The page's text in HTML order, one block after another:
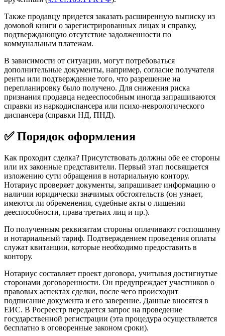
Также продавцу придется заказать расширенную выписку из
домовой книги о зарегистрированных лицах и справку,
подтверждающую отсутствие задолженности по
коммунальным платежам.
В зависимости от ситуации, могут потребоваться
дополнительные документы, например, согласие получателя
ренты или подтверждение того, что разрешение на
перепланировку было получено. Для снижения риска
признания продавца недееспособным иногда запрашиваются
справки из наркодиспансера или психо-неврологического
диспансера (справки НД, ПНД).
✅ Порядок оформления
Как проходит сделка? Присутствовать должны обе ее стороны
или их законные представители. Первый этап посвящается
изложению сути обращения в нотариальную контору.
Нотариус проверяет документы, запрашивает информацию о
наличии юридически значимых обстоятельств (он узнает,
имеются ли обременения, судебные акты о лишении
дееспособности, права третьих лиц и пр.).
По полученным реквизитам стороны оплачивают госпошлину
и нотариальный тариф. Подтверждением проведения оплаты
служат квитанции, которые необходимо предоставить в
контору.
Нотариус составляет проект договора, учитывая достигнутые
сторонами договоренности. Он предупреждает участников о
правовых аспектах сделки, после чего происходит
подписание документа и его заверение. Данные вносятся в
ЕИС. В Росреестр передается запрос на проведение
государственной регистрации (эта процедура осуществляется
бесплатно в оговоренные законом сроки).